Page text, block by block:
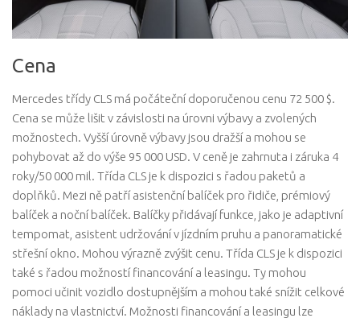
Cena
Mercedes třídy CLS má počáteční doporučenou cenu 72 500 $.
Cena se může lišit v závislosti na úrovni výbavy a zvolených
možnostech. Vyšší úrovně výbavy jsou dražší a mohou se
pohybovat až do výše 95 000 USD. V ceně je zahrnuta i záruka 4
roky/50 000 mil. Třída CLS je k dispozici s řadou paketů a
doplňků. Mezi ně patří asistenční balíček pro řidiče, prémiový
balíček a noční balíček. Balíčky přidávají funkce, jako je adaptivní
tempomat, asistent udržování v jízdním pruhu a panoramatické
střešní okno. Mohou výrazně zvýšit cenu. Třída CLS je k dispozici
také s řadou možností financování a leasingu. Ty mohou
pomoci učinit vozidlo dostupnějším a mohou také snížit celkové
náklady na vlastnictví. Možnosti financování a leasingu lze